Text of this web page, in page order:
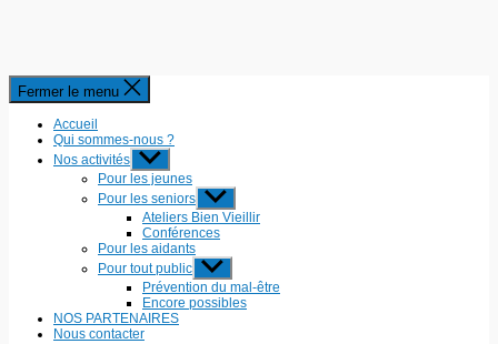
Fermer le menu
Accueil
Qui sommes-nous ?
Nos activités
Pour les jeunes
Pour les seniors
Ateliers Bien Vieillir
Conférences
Pour les aidants
Pour tout public
Prévention du mal-être
Encore possibles
NOS PARTENAIRES
Nous contacter